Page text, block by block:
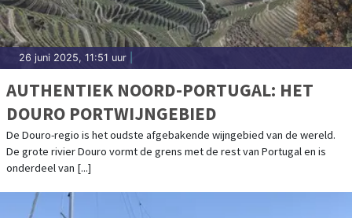
26 juni 2025, 11:51 uur
AUTHENTIEK NOORD-PORTUGAL: HET
DOURO PORTWIJNGEBIED
De Douro-regio is het oudste afgebakende wijngebied van de wereld.
De grote rivier Douro vormt de grens met de rest van Portugal en is
onderdeel van [...]